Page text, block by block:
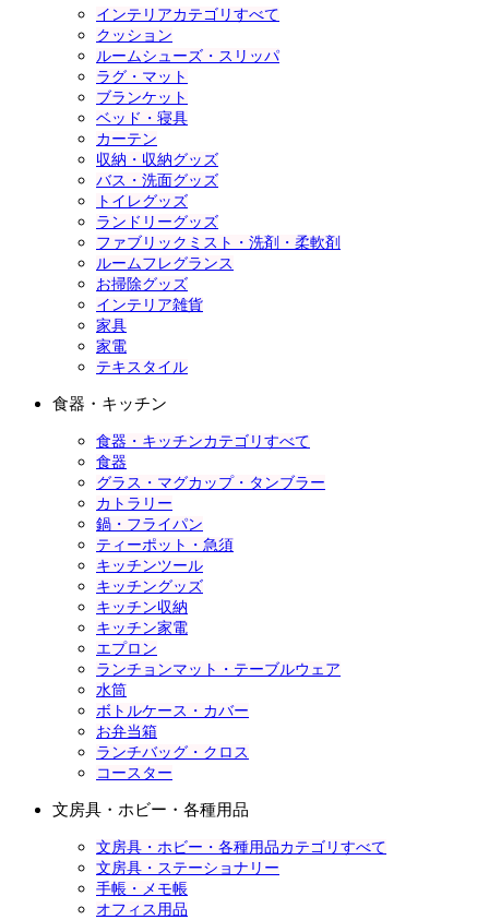
インテリアカテゴリすべて
クッション
ルームシューズ・スリッパ
ラグ・マット
ブランケット
ベッド・寝具
カーテン
収納・収納グッズ
バス・洗面グッズ
トイレグッズ
ランドリーグッズ
ファブリックミスト・洗剤・柔軟剤
ルームフレグランス
お掃除グッズ
インテリア雑貨
家具
家電
テキスタイル
食器・キッチン
食器・キッチンカテゴリすべて
食器
グラス・マグカップ・タンブラー
カトラリー
鍋・フライパン
ティーポット・急須
キッチンツール
キッチングッズ
キッチン収納
キッチン家電
エプロン
ランチョンマット・テーブルウェア
水筒
ボトルケース・カバー
お弁当箱
ランチバッグ・クロス
コースター
文房具・ホビー・各種用品
文房具・ホビー・各種用品カテゴリすべて
文房具・ステーショナリー
手帳・メモ帳
オフィス用品